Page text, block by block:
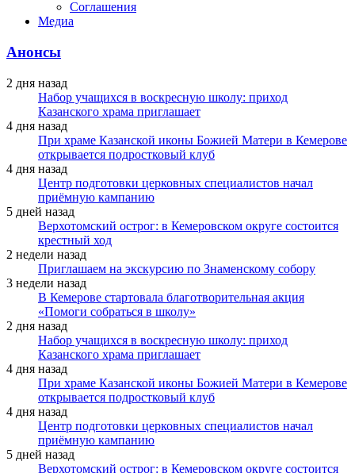
Соглашения
Медиа
Анонсы
2 дня назад
Набор учащихся в воскресную школу: приход
Казанского храма приглашает
4 дня назад
При храме Казанской иконы Божией Матери в Кемерове
открывается подростковый клуб
4 дня назад
Центр подготовки церковных специалистов начал
приёмную кампанию
5 дней назад
Верхотомский острог: в Кемеровском округе состоится
крестный ход
2 недели назад
Приглашаем на экскурсию по Знаменскому собору
3 недели назад
В Кемерове стартовала благотворительная акция
«Помоги собраться в школу»
2 дня назад
Набор учащихся в воскресную школу: приход
Казанского храма приглашает
4 дня назад
При храме Казанской иконы Божией Матери в Кемерове
открывается подростковый клуб
4 дня назад
Центр подготовки церковных специалистов начал
приёмную кампанию
5 дней назад
Верхотомский острог: в Кемеровском округе состоится